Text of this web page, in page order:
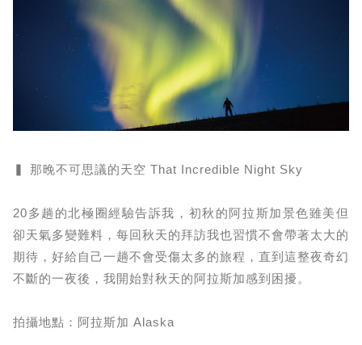
▍ 那晚不可思議的天空 That Incredible Night Sky
20多趟的北極圈經驗告訴我，初秋的阿拉斯加景色雖美但
卻天氣多變難料，每回秋天的拜訪我也習慣不會帶著太大的
期待，好給自己一趟不會受傷太多的旅程，直到這整夜奇幻
不斷的一夜後，我開始對秋天的阿拉斯加感到困擾。
拍攝地點：阿拉斯加 Alaska